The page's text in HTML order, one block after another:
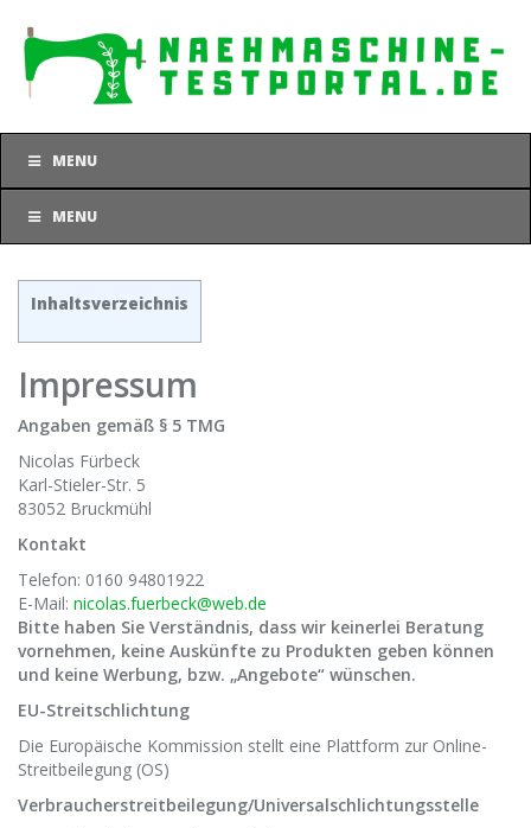
main
content
MENU
MENU
Inhaltsverzeichnis
Impressum
Angaben gemäß § 5 TMG
Nicolas Fürbeck
Karl-Stieler-Str. 5
83052 Bruckmühl
Kontakt
Telefon: 0160 94801922
E-Mail: nicolas.fuerbeck@web.de
Bitte haben Sie Verständnis, dass wir keinerlei Beratung
vornehmen, keine Auskünfte zu Produkten geben können
und keine Werbung, bzw. „Angebote“ wünschen.
EU-Streitschlichtung
Die Europäische Kommission stellt eine Plattform zur Online-
Streitbeilegung (OS)
Verbraucherstreitbeilegung/Universalschlichtungsstelle